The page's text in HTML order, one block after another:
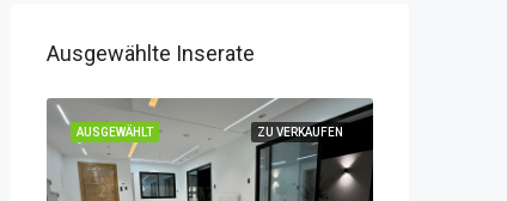
Ausgewählte Inserate
ZU VERKAUFEN
AUSGEWÄHLT